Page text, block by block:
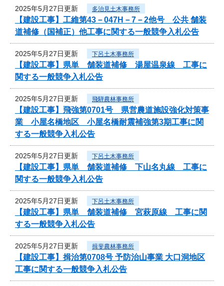
2025年5月27日更新 多治見土木事務所
【建設工事】工維第43－047H－7－2他号 公共 舗装
道補修（国補正）他工事に関する一般競争入札公告
2025年5月27日更新 下呂土木事務所
【建設工事】県単 舗装道補修 湯屋温泉線 工事に
関する一般競争入札公告
2025年5月27日更新 飛騨農林事務所
【建設工事】飛強第0701号 県営農道施設強化対策事
業 小屋名橋地区 小屋名橋耐震補強第3期工事に関
する一般競争入札公告
2025年5月27日更新 下呂土木事務所
【建設工事】県単 舗装道補修 下山名丸線 工事に
関する一般競争入札公告
2025年5月27日更新 下呂土木事務所
【建設工事】県単 舗装道補修 宮萩原線 工事に関
する一般競争入札公告
2025年5月27日更新 揖斐農林事務所
【建設工事】揖治第0708号 予防治山事業 大口洞地区
工事に関する一般競争入札公告